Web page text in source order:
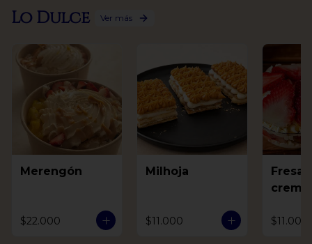
Lo Dulce Ver más
Merengón
$22.000
Milhoja
$11.000
crema
$11.000